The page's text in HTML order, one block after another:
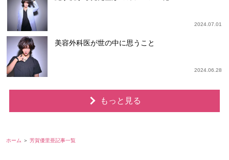
2024.07.01
美容外科医が世の中に思うこと
2024.06.28
もっと見る
ホーム 芳賀優里亜記事一覧